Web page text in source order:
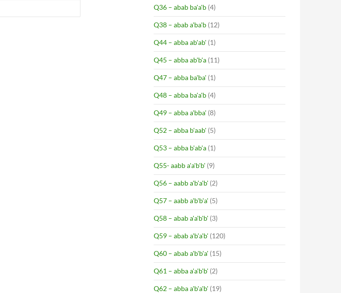
Q36 – abab ba'a'b (4)
Q38 – abab a'ba'b (12)
Q44 – abba ab'ab' (1)
Q45 – abba ab'b'a (11)
Q47 – abba ba'ba' (1)
Q48 – abba ba'a'b (4)
Q49 – abba a'bba' (8)
Q52 – abba b'aab' (5)
Q53 – abba b'ab'a (1)
Q55- aabb a'a'b'b' (9)
Q56 – aabb a'b'a'b' (2)
Q57 – aabb a'b'b'a' (5)
Q58 – abab a'a'b'b' (3)
Q59 – abab a'b'a'b' (120)
Q60 – abab a'b'b'a' (15)
Q61 – abba a'a'b'b' (2)
Q62 – abba a'b'a'b' (19)